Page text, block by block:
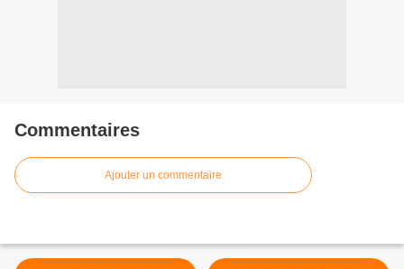
Commentaires
Ajouter un commentaire